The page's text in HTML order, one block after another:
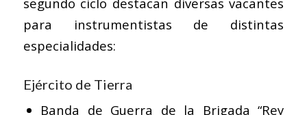
para instrumentistas de distintas
especialidades:
Ejército de Tierra
Banda de Guerra de la Brigada “Rey